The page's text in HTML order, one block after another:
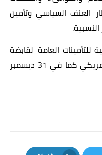
العنف السياسي وتأمين
النسبية.
العامة القابضة
المحدودة عن 907 مليون دولار أمريكي كما في 31 ديسمبر